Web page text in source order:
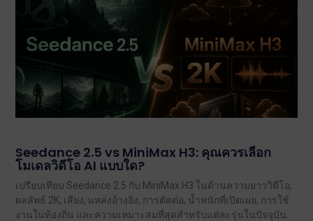
Seedance 2.5 vs MiniMax H3: คุณควรเลือก
โมเดลวิดีโอ AI แบบใด?
เปรียบเทียบ Seedance 2.5 กับ MiniMax H3 ในด้านความยาววิดีโอ,
ผลลัพธ์ 2K, เสียง, แหล่งอ้างอิง, การตัดต่อ, น้ำหนักที่เปิดเผย, การใช้
งานในท้องถิ่น และความเหมาะสมที่สุดสำหรับแต่ละรุ่นในปัจจุบัน.